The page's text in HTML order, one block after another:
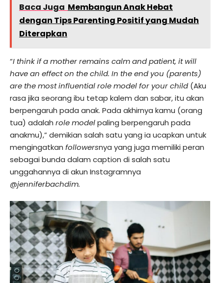
Baca Juga Membangun Anak Hebat
dengan Tips Parenting Positif yang Mudah
Diterapkan
“I think if a mother remains calm and patient, it will
have an effect on the child. In the end you (parents)
are the most influential role model for your child (Aku
rasa jika seorang ibu tetap kalem dan sabar, itu akan
berpengaruh pada anak. Pada akhirnya kamu (orang
tua) adalah role modelpaling berpengaruh pada
anakmu),” demikian salah satu yang ia ucapkan untuk
mengingatkan followersnya yang juga memiliki peran
sebagai bunda dalam caption di salah satu
unggahannya di akun Instagramnya
@jenniferbachdim.